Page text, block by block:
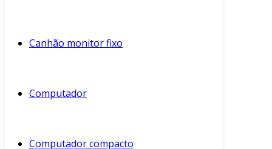
Canhão monitor fixo
Computador
Computador compacto